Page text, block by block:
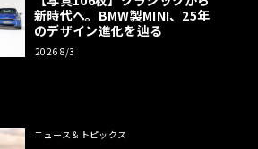
新時代へ。BMW製MINI、25年
のデザイン進化を辿る
2026 8/3
ニュース＆トピックス